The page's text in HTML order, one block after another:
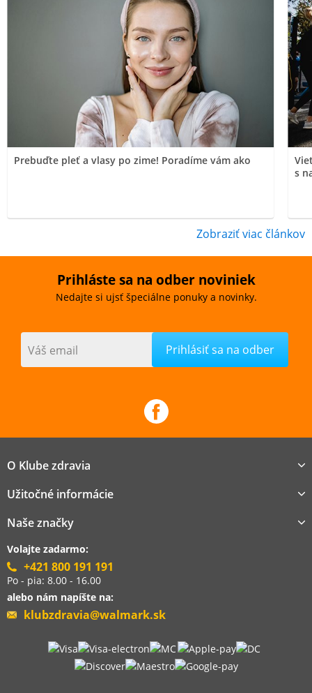
Prebuďte pleť a vlasy po zime! Poradíme vám ako
s
Zobraziť viac článkov
Prihláste sa na odber noviniek
Nedajte si ujsť špeciálne ponuky a novinky.
Váš email
O Klube zdravia
Užitočné informácie
Naše značky
Volajte zadarmo:
+421 800 191 191
Po - pia: 8.00 - 16.00
alebo nám napíšte na:
klubzdravia@walmark.sk